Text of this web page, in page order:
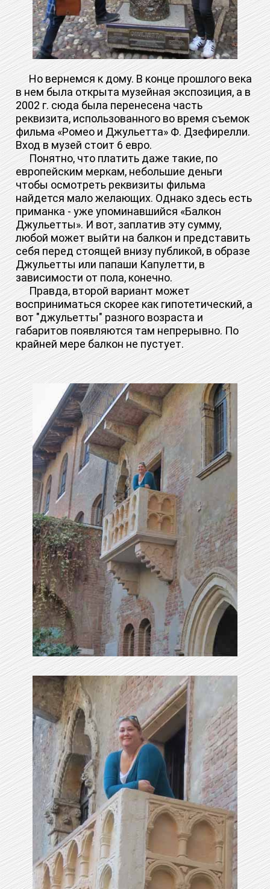
Но вернемся к дому. В конце прошлого века
в нем была открыта музейная экспозиция, а в
2002 г. сюда была перенесена часть
реквизита, использованного во время съемок
фильма «Ромео и Джульетта» Ф. Дзефирелли.
Вход в музей стоит 6 евро.
Понятно, что платить даже такие, по
европейским меркам, небольшие деньги
чтобы осмотреть реквизиты фильма
найдется мало желающих. Однако здесь есть
приманка - уже упоминавшийся «Балкон
Джульетты». И вот, заплатив эту сумму,
любой может выйти на балкон и представить
себя перед стоящей внизу публикой, в образе
Джульетты или папаши Капулетти, в
зависимости от пола, конечно.
Правда, второй вариант может
восприниматься скорее как гипотетический, а
вот "джульетты" разного возраста и
габаритов появляются там непрерывно. По
крайней мере балкон не пустует.